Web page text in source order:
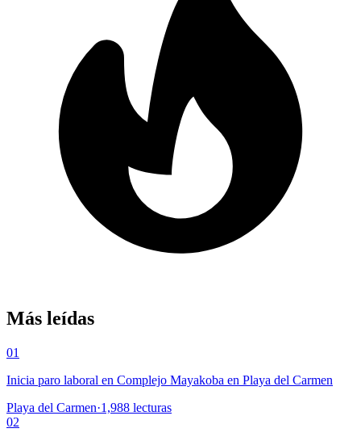
Más leídas
01
Inicia paro laboral en Complejo Mayakoba en Playa del Carmen
Playa del Carmen·1,988 lecturas
02